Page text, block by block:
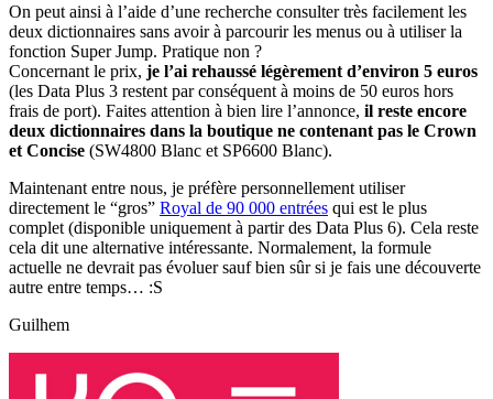
On peut ainsi à l’aide d’une recherche consulter très facilement les
deux dictionnaires sans avoir à parcourir les menus ou à utiliser la
fonction Super Jump. Pratique non ?
Concernant le prix, je l’ai rehaussé légèrement d’environ 5 euros
(les Data Plus 3 restent par conséquent à moins de 50 euros hors
frais de port). Faites attention à bien lire l’annonce, il reste encore
deux dictionnaires dans la boutique ne contenant pas le Crown
et Concise (SW4800 Blanc et SP6600 Blanc).
Maintenant entre nous, je préfère personnellement utiliser
directement le “gros” Royal de 90 000 entrées qui est le plus
complet (disponible uniquement à partir des Data Plus 6). Cela reste
cela dit une alternative intéressante. Normalement, la formule
actuelle ne devrait pas évoluer sauf bien sûr si je fais une découverte
autre entre temps… :S
Guilhem